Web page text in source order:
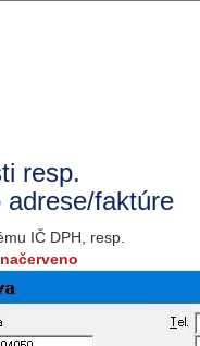
resp.
adrese/faktúre
IČ DPH, resp.